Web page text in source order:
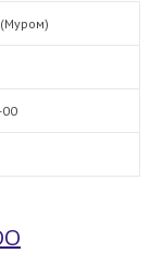
(Муром)
00